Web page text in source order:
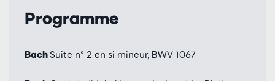
Programme
BachSuite n° 2 en si mineur, BWV 1067